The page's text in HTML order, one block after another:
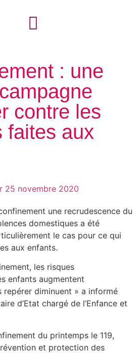
: une
contre les
faites aux
25 novembre 2020
une recrudescence du
domestiques a été
le cas pour ce qui
aux enfants.
les risques
enfants augmentent
repérer diminuent » a informé
d’Etat chargé de l’Enfance et
du printemps le 119,
et protection des